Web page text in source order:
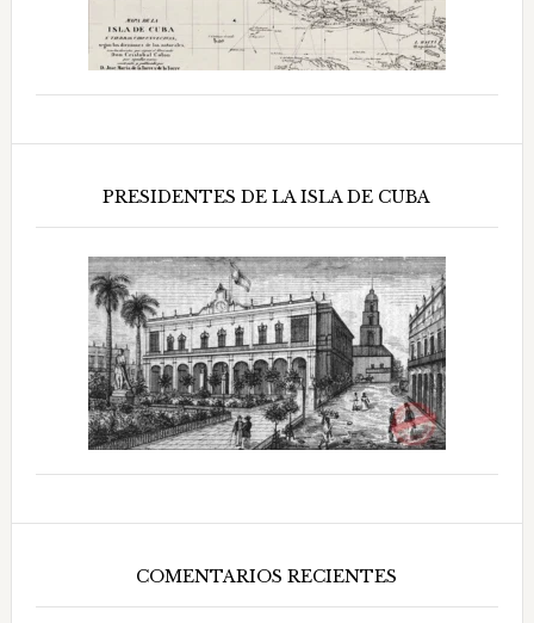
PRESIDENTES DE LA ISLA DE CUBA
COMENTARIOS RECIENTES